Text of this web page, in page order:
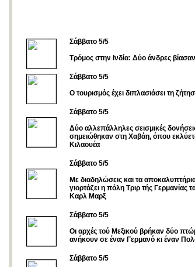
Σάββατο 5/5
Tρόμος στην Ινδία: Δύο άνδρες
Σάββατο 5/5
Ο τουρισμός έχει διπλασιάσει τη
Σάββατο 5/5
Δύο αλλεπάλληλες σεισμικές
σημειώθηκαν στη Χαβάη, όπου
Κιλαουέα
Σάββατο 5/5
Με διαδηλώσεις και τα
γιορτάζει η πόλη Τριρ τής Γερμανίας
Καρλ Μαρξ
Σάββατο 5/5
Οι αρχές τού Μεξικού βρήκαν δύο
ανήκουν σε έναν Γερμανό κι έναν
Σάββατο 5/5